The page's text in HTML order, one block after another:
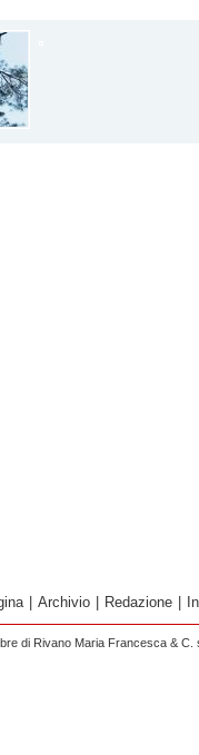
Archivio Redazione
di Rivano Maria Francesca &